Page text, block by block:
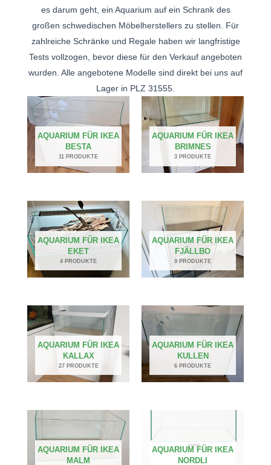
es darum geht, ein Aquarium auf ein Schrank des
großen schwedischen Möbelherstellers zu stellen. Für
zahlreiche Schränke und Regale haben wir langfristige
Tests vollzogen, bevor diese für den Verkauf angeboten
wurden. Alle angebotene Modelle sind direkt bei uns auf
Lager in PLZ 31555.
AQUARIUM FÜR IKEA
BESTA
11 PRODUKTE
AQUARIUM FÜR IKEA
BRIMNES
3 PRODUKTE
AQUARIUM FÜR IKEA
EKET
4 PRODUKTE
AQUARIUM FÜR IKEA
FJÄLLBO
9 PRODUKTE
AQUARIUM FÜR IKEA
KALLAX
27 PRODUKTE
AQUARIUM FÜR IKEA
KULLEN
6 PRODUKTE
AQUARIUM FÜR IKEA
MALM
AQUARIUM FÜR IKEA
NORDLI